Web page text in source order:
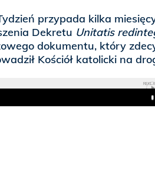
przypada kilka
Dekretu Unitatis
dokumentu, który
Kościół katolicki na